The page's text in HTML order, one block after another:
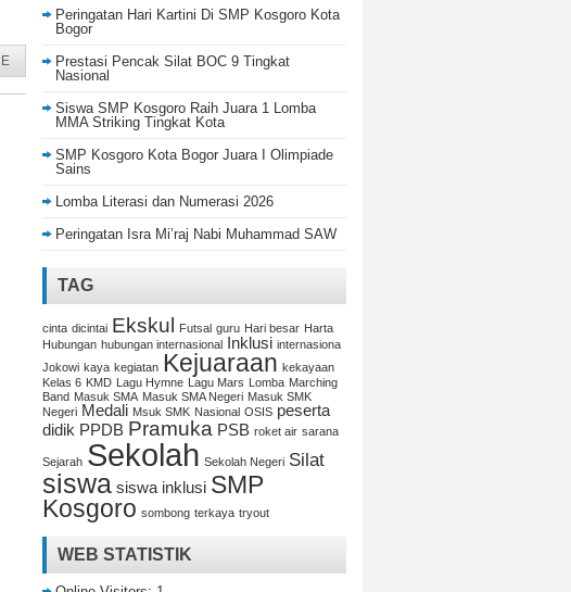
Peringatan Hari Kartini Di SMP Kosgoro Kota
Bogor
Prestasi Pencak Silat BOC 9 Tingkat
Nasional
Siswa SMP Kosgoro Raih Juara 1 Lomba
MMA Striking Tingkat Kota
SMP Kosgoro Kota Bogor Juara I Olimpiade
Sains
Lomba Literasi dan Numerasi 2026
Peringatan Isra Mi’raj Nabi Muhammad SAW
TAG
cinta dicintai Ekskul Futsal guru Hari besar Harta
Hubungan hubungan internasional Inklusi internasiona
Jokowi kaya kegiatan Kejuaraan kekayaan
Kelas 6 KMD Lagu Hymne Lagu Mars Lomba Marching
Band Masuk SMA Masuk SMA Negeri Masuk SMK
Negeri Medali Msuk SMK Nasional OSIS peserta
didik PPDB Pramuka PSB roket air sarana
Sejarah Sekolah Sekolah Negeri Silat
siswa siswa inklusi SMP
Kosgoro sombong terkaya tryout
WEB STATISTIK